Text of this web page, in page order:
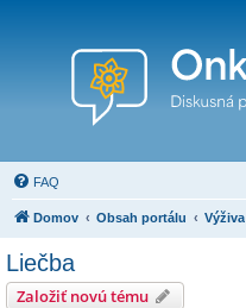
FAQ
Domov Obsah portálu Výživa
Liečba
Založiť novú tému